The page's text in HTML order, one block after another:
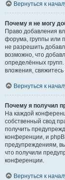
Вернуться к
Почему я не могу
Право добавления
форума, группы или
не разрешить
возможно, что
определённых
вложения,
Вернуться к
Почему я получил
На каждой
собственный свод
получить
конференции, и
предупреждениям,
что получили
конференции.
Вернуться к